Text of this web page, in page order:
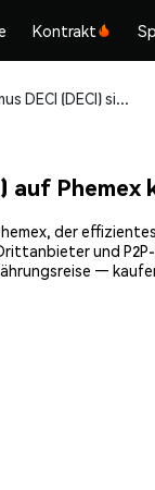
Kontrakt
Maximus DECI (DECI) sicher kaufen und speichern
auf
der
und
—